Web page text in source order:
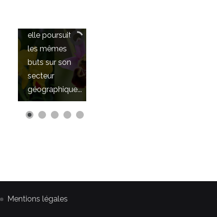
elle poursuit
les mêmes
buts sur son
secteur
géographique...
Mentions légales